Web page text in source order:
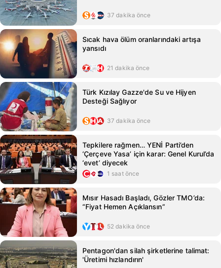
37 dakika önce
Sıcak hava ölüm oranlarındaki artışa
yansıdı
21 dakika önce
Türk Kızılay Gazze'de Su ve Hijyen
Desteği Sağlıyor
37 dakika önce
Tepkilere rağmen… YENİ Parti’den
‘Çerçeve Yasa’ için karar: Genel Kurul’da
‘evet’ diyecek
1 saat önce
Mısır Hasadı Başladı, Gözler TMO’da:
“Fiyat Hemen Açıklansın”
52 dakika önce
Pentagon'dan silah şirketlerine talimat:
'Üretimi hızlandırın'